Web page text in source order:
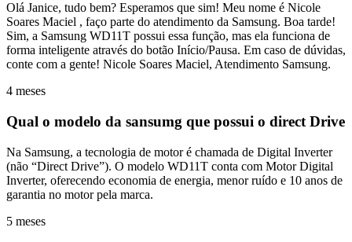
Olá Janice, tudo bem? Esperamos que sim! Meu nome é Nicole
Soares Maciel , faço parte do atendimento da Samsung. Boa tarde!
Sim, a Samsung WD11T possui essa função, mas ela funciona de
forma inteligente através do botão Início/Pausa. Em caso de dúvidas,
conte com a gente! Nicole Soares Maciel, Atendimento Samsung.
4 meses
Qual o modelo da sansumg que possui o direct Drive
Na Samsung, a tecnologia de motor é chamada de Digital Inverter
(não “Direct Drive”). O modelo WD11T conta com Motor Digital
Inverter, oferecendo economia de energia, menor ruído e 10 anos de
garantia no motor pela marca.
5 meses